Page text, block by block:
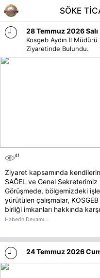
SÖKE
time 28 Temmuz 2026 Salı
Kosgeb Aydın Il
Ziyaretinde Bulundu.
eye41
Ziyaret kapsamında
SAĞEL ve Genel Sekreterimiz
Görüşmede, bölgemizdeki
yürütülen çalışmalar,
birliği imkanları hakkında
Haberin Devamı...
time 24 Temmuz 2026